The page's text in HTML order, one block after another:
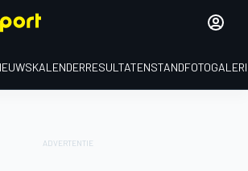
KALENDERRESULTATENSTAND